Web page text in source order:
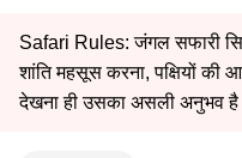
Safari Rules: जंगल सफारी
शांति महसूस करना, पक्षियों
देखना ही उसका असली अनुभव